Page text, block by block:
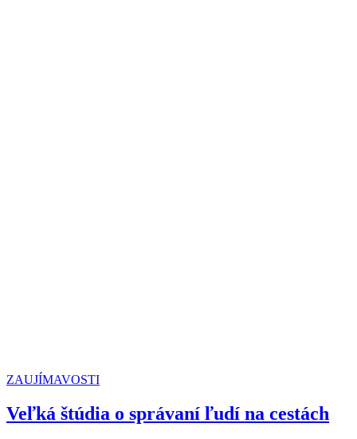
ZAUJÍMAVOSTI
Veľká štúdia o správaní ľudí na cestách